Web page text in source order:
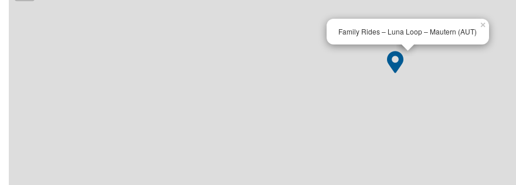
Family Rides – Luna Loop – Mautern (AUT)
×